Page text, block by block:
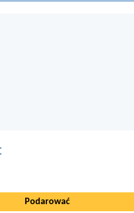
Podarować